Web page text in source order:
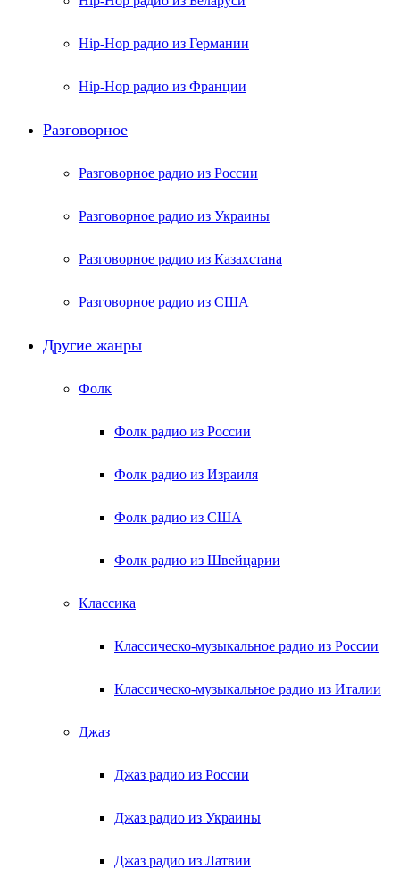
Hip-Hop радио из Германии
Hip-Hop радио из Франции
Разговорное
Разговорное радио из России
Разговорное радио из Украины
Разговорное радио из Казахстана
Разговорное радио из США
Другие жанры
Фолк
Фолк радио из России
Фолк радио из Израиля
Фолк радио из США
Фолк радио из Швейцарии
Классика
Классическо-музыкальное радио из России
Классическо-музыкальное радио из Италии
Джаз
Джаз радио из России
Джаз радио из Украины
Джаз радио из Латвии